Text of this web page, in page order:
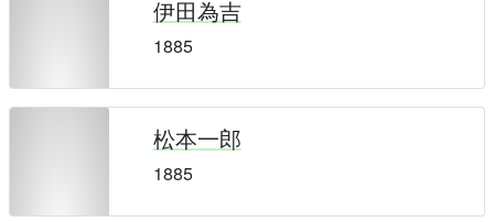
伊田為吉
1885
松本一郎
1885